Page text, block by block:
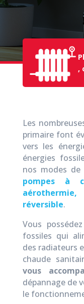
,
Les
primaire font
vers les
énergies
nos modes de
pompes à
réversible.
Vous
fossiles qui
des radiateurs
chaude
vous
dépannage de
le